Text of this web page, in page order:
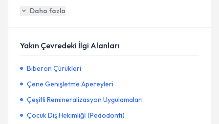
Daha fazla
Yakın Çevredeki İlgi Alanları
Biberon Çürükleri
Çene Genişletme Apereyleri
Çeşitli Remineralizasyon Uygulamaları
Çocuk Diş Hekimliğİ (Pedodonti)